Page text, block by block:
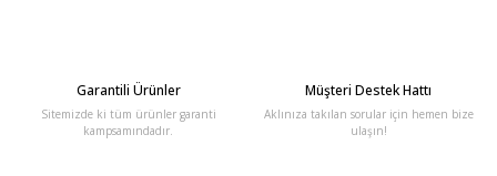
Garantili Ürünler
Sitemizde ki tüm ürünler garanti
kampsamındadır.
Müşteri Destek Hattı
Aklınıza takılan sorular için hemen bize
ulaşın!